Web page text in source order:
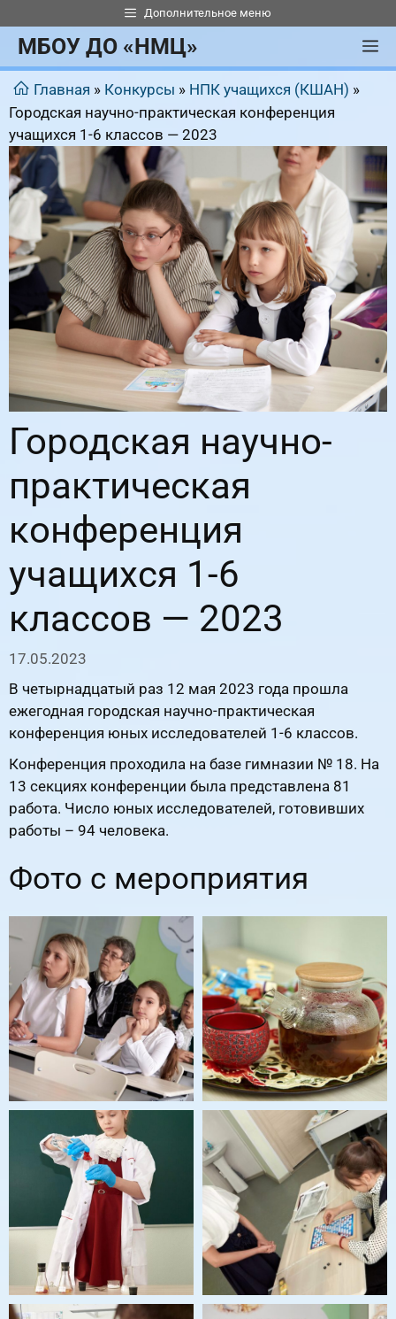
к
содержимому
Дополнительное меню
МБОУ ДО «НМЦ»
Главная » Конкурсы » НПК учащихся (КШАН) »
Городская научно-практическая конференция
учащихся 1-6 классов — 2023
Городская научно-
практическая
конференция
учащихся 1-6
классов — 2023
17.05.2023
В четырнадцатый раз 12 мая 2023 года прошла
ежегодная городская научно-практическая
конференция юных исследователей 1-6 классов.
Конференция проходила на базе гимназии № 18. На
13 секциях конференции была представлена 81
работа. Число юных исследователей, готовивших
работы – 94 человека.
Фото с мероприятия